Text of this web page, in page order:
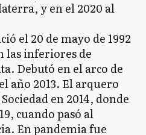
y en el 2020 al
el 20 de mayo de 1992
las inferiores de
Debutó en el arco de
año 2013. El arquero
en 2014, donde
cuando pasó al
En pandemia fue